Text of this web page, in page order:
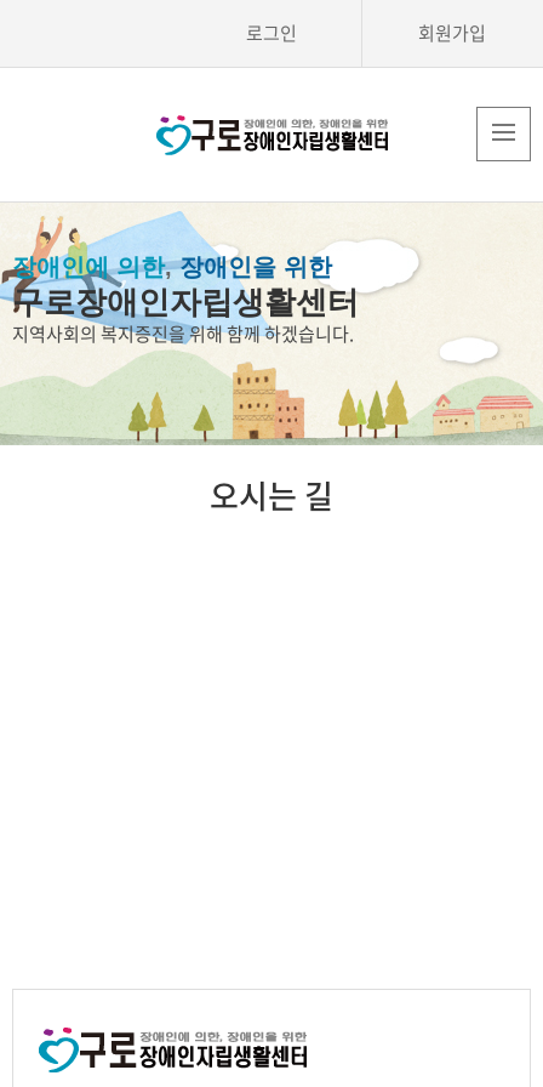
로그인 회원가입
장애인에 의한,장애인을 위한
구로장애인자립생활센터
지역사회의 복지증진을 위해 함께 하겠습니다.
오시는 길